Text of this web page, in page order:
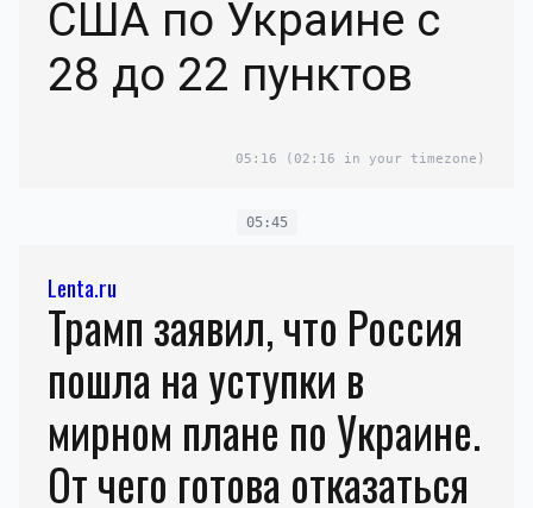
США по Украине с
28 до 22 пунктов
05:16 (02:16 in your timezone)
05:45
Lenta.ru
Трамп заявил, что Россия
пошла на уступки в
мирном плане по Украине.
От чего готова отказаться